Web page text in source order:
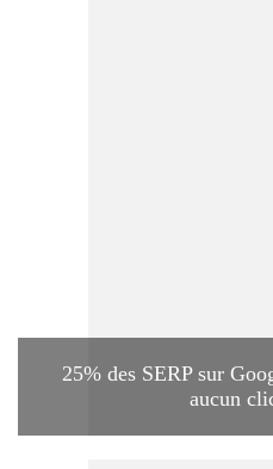
25% des SERP sur
aucun